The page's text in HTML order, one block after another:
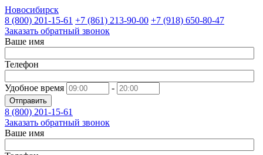
Новосибирск
8 (800) 201-15-61 +7 (861) 213-90-00 +7 (918) 650-80-47
Заказать обратный звонок
Ваше имя
Телефон
Удобное время -
Отправить
8 (800) 201-15-61
Заказать обратный звонок
Ваше имя